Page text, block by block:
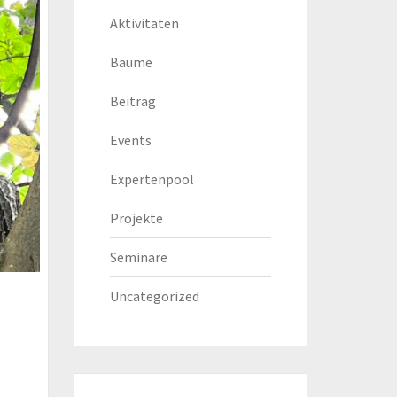
Aktivitäten
Bäume
Beitrag
Events
Expertenpool
Projekte
Seminare
Uncategorized